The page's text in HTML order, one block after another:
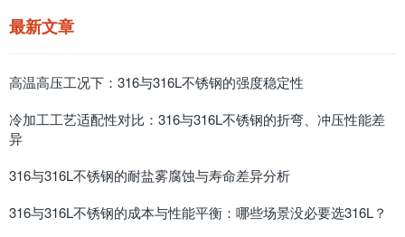
最新文章
高温高压工况下：316与316L不锈钢的强度稳定性
冷加工工艺适配性对比：316与316L不锈钢的折弯、冲压性能差
异
316与316L不锈钢的耐盐雾腐蚀与寿命差异分析
316与316L不锈钢的成本与性能平衡：哪些场景没必要选316L？